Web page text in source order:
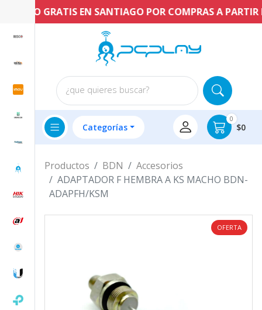
ENVÍO GRATIS EN SANTIAGO POR COMPRAS A PARTIR
¿que quieres buscar?
Categorías
0
$0
Productos BDN
Accesorios
ADAPTADOR F HEMBRA A KS MACHO BDN-
ADAPFH/KSM
OFERTA